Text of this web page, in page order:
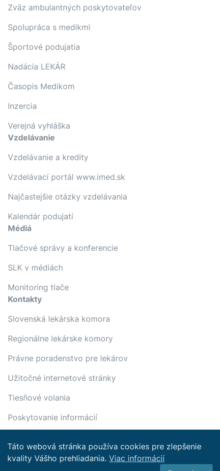
Zväz ambulantných poskytovateľov
Spolupráca s medikmi
Športové podujatia
Nadácia LEKÁR
Časopis Medikom
Inzercia
Verejná vyhláška
Vzdelávanie
Vzdelávanie a kredity
Vzdelávací portál www.imed.sk
Najčastejšie otázky vzdelávania
Kalendár podujatí
Médiá
Tlačové správy a konferencie
SLK v médiách
Monitoring tlače
Kontakty
Slovenská lekárska komora
Regionálne lekárske komory
Právne poradenstvo pre lekárov
Užitočné internetové stránky
Tiesňové volania
Poskytovanie informácií
Copyright © 2022 Slovenská
Táto webová stránka používa cookies pre zlepšenie
kvality Vášho prehliadania. Viac informácií